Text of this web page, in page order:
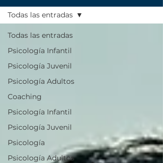
Todas las entradas
Psicología Infantil
Psicología Juvenil
Psicología Adultos
Coaching
Psicología Infantil
Psicología Juvenil
Psicología
Psicología Adultos
Todas las entradas